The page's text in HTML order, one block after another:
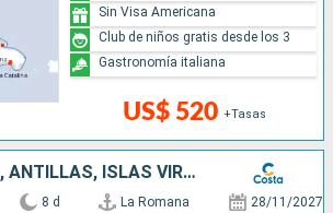
US$ 520 +Tasas
Sin Visa Americana
Club de niños gratis desde los 3
Gastronomía italiana
REP. DOMINICANA, ANTILLAS, ISLAS VÍRGENES
8 d La Romana 28/11/2027